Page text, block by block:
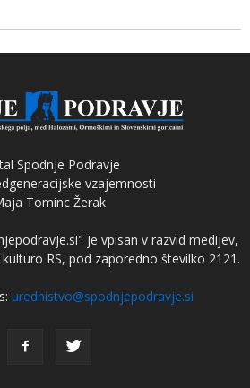
Spodnje Podravje
vzajemnosti
Tominc Žerak
je vpisan v razvid medijev,
RS, pod zaporedno številko 2121.
urednistvo@spodnjepodravje.si